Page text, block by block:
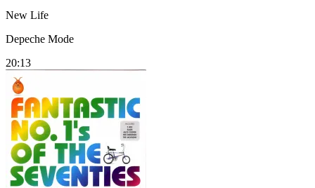
New Life
Depeche Mode
20:13